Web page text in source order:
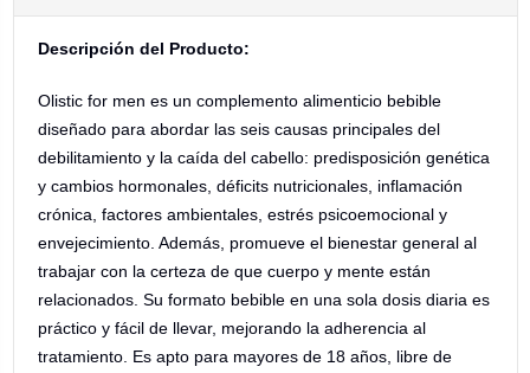
Descripción del Producto:
Olistic for men es un complemento alimenticio bebible
diseñado para abordar las seis causas principales del
debilitamiento y la caída del cabello: predisposición genética
y cambios hormonales, déficits nutricionales, inflamación
crónica, factores ambientales, estrés psicoemocional y
envejecimiento. Además, promueve el bienestar general al
trabajar con la certeza de que cuerpo y mente están
relacionados. Su formato bebible en una sola dosis diaria es
práctico y fácil de llevar, mejorando la adherencia al
tratamiento. Es apto para mayores de 18 años, libre de